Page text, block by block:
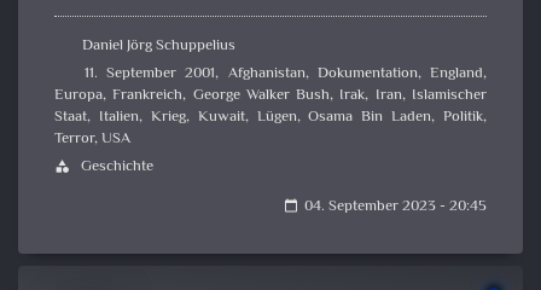
Daniel Jörg Schuppelius
11. September 2001, Afghanistan, Dokumentation,England,
Europa,Frankreich, George Walker Bush, Irak, Iran, Islamischer
Staat, Italien, Krieg, Kuwait, Lügen,Osama Bin Laden, Politik,
Terror,USA
category Geschichte
calendar_today 04. September 2023 - 20:45